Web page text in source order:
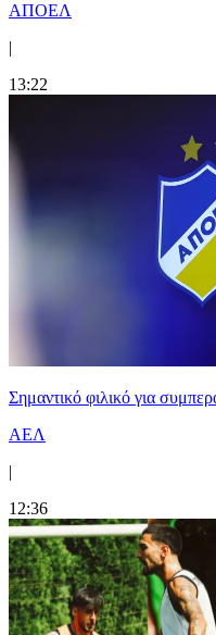
ΑΠΟΕΛ
|
13:22
Σημαντικό φιλικό για
ΑΕΛ
|
12:36